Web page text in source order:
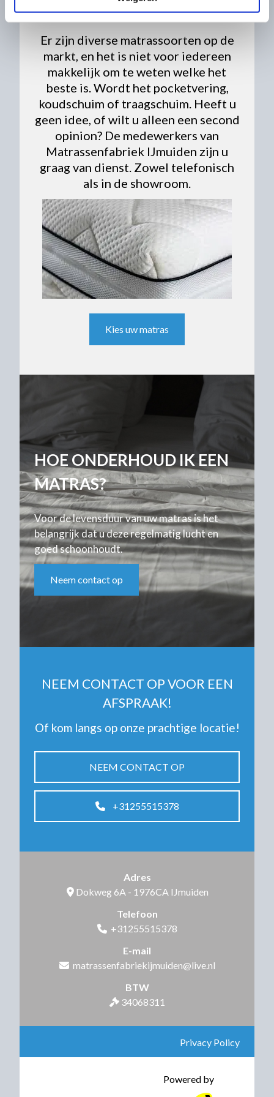
WELK MATRAS?
Er zijn diverse matrassoorten op de
markt, en het is niet voor iedereen
makkelijk om te weten welke het
beste is. Wordt het pocketvering,
koudschuim of traagschuim. Heeft u
geen idee, of wilt u alleen een second
opinion? De medewerkers van
Matrassenfabriek IJmuiden zijn u
graag van dienst. Zowel telefonisch
als in de showroom.
Kies uw matras
HOE ONDERHOUD IK EEN
MATRAS?
Voor de levensduur van uw matras is het
belangrijk dat u deze regelmatig lucht en
goed schoonhoudt.
Neem contact op
NEEM CONTACT OP VOOR EEN
AFSPRAAK!
Of kom langs op onze prachtige locatie!
NEEM CONTACT OP
+31255515378
Adres
 Dokweg 6A - 1976CA IJmuiden
Telefoon
 +31255515378
E-mail
 matrassenfabriekijmuiden@live.nl
BTW
34068311
Privacy Policy
Powered by